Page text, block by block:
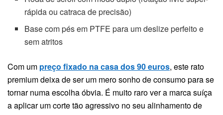
rápida ou catraca de precisão)
Base com pés em PTFE para um deslize perfeito e
sem atritos
Com um preço fixado na casa dos 90 euros, este rato
premium deixa de ser um mero sonho de consumo para se
tornar numa escolha óbvia. É muito raro ver a marca suíça
a aplicar um corte tão agressivo no seu alinhamento de